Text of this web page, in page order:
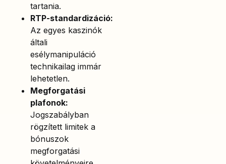
tartania.
RTP-standardizáció:
Az egyes kaszinók
általi
esélymanipuláció
technikailag immár
lehetetlen.
Megforgatási
plafonok:
Jogszabályban
rögzített limitek a
bónuszok
megforgatási